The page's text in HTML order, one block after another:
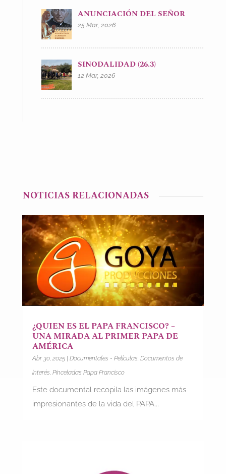
ANUNCIACIÓN DEL SEÑOR
25 Mar, 2026
SINODALIDAD (26.3)
12 Mar, 2026
NOTICIAS RELACIONADAS
¿QUIEN ES EL PAPA FRANCISCO? –
UNA MIRADA AL PRIMER PAPA DE
AMÉRICA
Abr 30, 2025| Documentales - Películas, Documentos de
interés, Pinceladas Papa Francisco
Este documental recopila las imágenes más
impresionantes de la vida del PAPA...